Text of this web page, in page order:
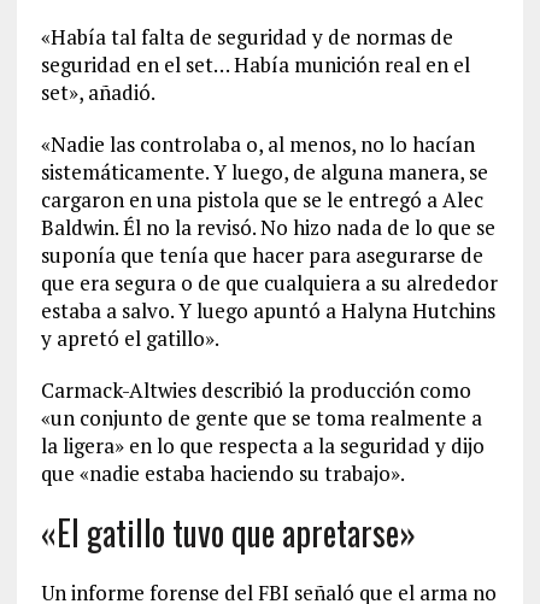
«Había tal falta de seguridad y de normas de
seguridad en el set… Había munición real en el
set», añadió.
«Nadie las controlaba o, al menos, no lo hacían
sistemáticamente. Y luego, de alguna manera, se
cargaron en una pistola que se le entregó a Alec
Baldwin. Él no la revisó. No hizo nada de lo que se
suponía que tenía que hacer para asegurarse de
que era segura o de que cualquiera a su alrededor
estaba a salvo. Y luego apuntó a Halyna Hutchins
y apretó el gatillo».
Carmack-Altwies describió la producción como
«un conjunto de gente que se toma realmente a
la ligera» en lo que respecta a la seguridad y dijo
que «nadie estaba haciendo su trabajo».
«El gatillo tuvo que apretarse»
Un informe forense del FBI señaló que el arma no